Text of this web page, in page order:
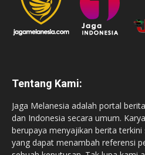
Tentang Kami:
Jaga Melanesia adalah portal
dan Indonesia secara umum.
berupaya menyajikan berita
yang dapat menambah referensi